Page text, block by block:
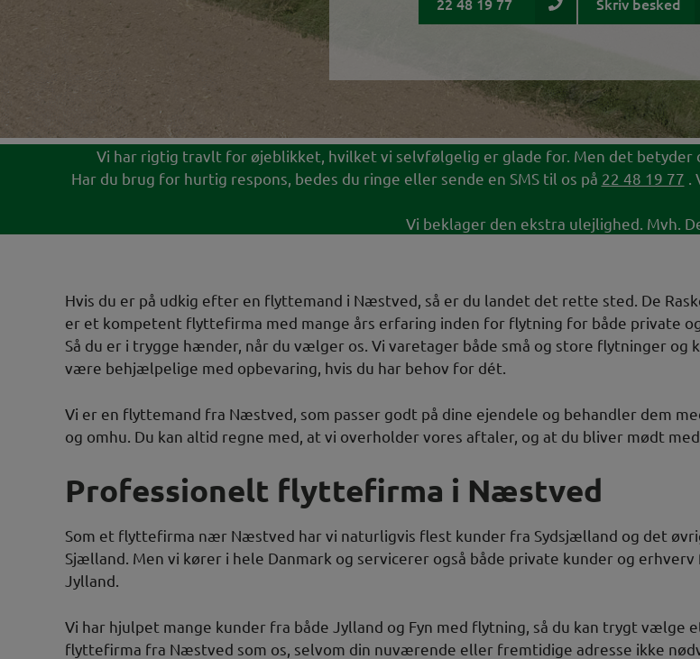
Vi har rigtig travlt for øjeblikket, hvilket vi selvfølgelig er glade for. Men det
Har du brug for hurtig respons, bedes du ringe eller sende en SMS til os på 22 48 19 77
Vi beklager den ekstra ulejlighed. Mvh.
Hvis du er på udkig efter en flyttemand i Næstved, så er du landet det rette sted. De
er et kompetent flyttefirma med mange års erfaring inden for flytning for både private
Så du er i trygge hænder, når du vælger os. Vi varetager både små og store flytninger og
være behjælpelige med opbevaring, hvis du har behov for dét.
Vi er en flyttemand fra Næstved, som passer godt på dine ejendele og behandler dem
og omhu. Du kan altid regne med, at vi overholder vores aftaler, og at du bliver mødt med
Professionelt flyttefirma i Næstved
Som et flyttefirma nær Næstved har vi naturligvis flest kunder fra Sydsjælland og det
Sjælland. Men vi kører i hele Danmark og servicerer også både private kunder og erhverv
Jylland.
Vi har hjulpet mange kunder fra både Jylland og Fyn med flytning, så du kan trygt vælge
flyttefirma fra Næstved som os, selvom din nuværende eller fremtidige adresse ikke